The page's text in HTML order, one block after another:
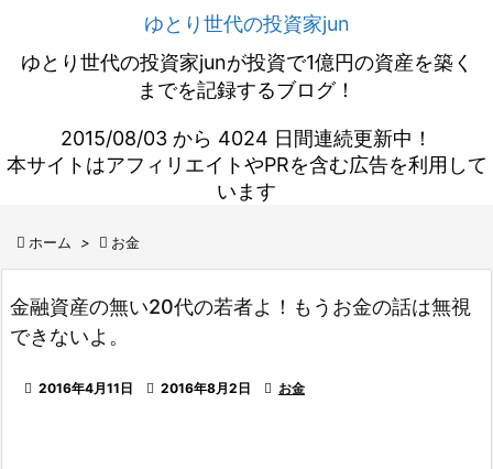
ゆとり世代の投資家jun
ゆとり世代の投資家junが投資で1億円の資産を築く
までを記録するブログ！
2015/08/03 から 4024 日間連続更新中！
本サイトはアフィリエイトやPRを含む広告を利用して
います
 ホーム >  お金
金融資産の無い20代の若者よ！もうお金の話は無視
できないよ。
 2016年4月11日  2016年8月2日  お金